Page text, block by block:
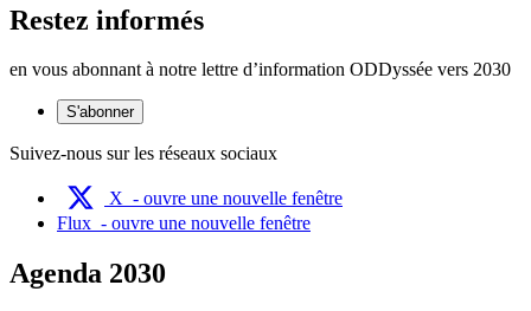
Restez informés
en vous abonnant à notre lettre d’information ODDyssée vers 2030
S'abonner
Suivez-nous sur les réseaux sociaux
X - ouvre une nouvelle fenêtre
Flux - ouvre une nouvelle fenêtre
Agenda 2030